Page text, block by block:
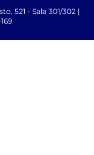
521 - Sala 301/302 |